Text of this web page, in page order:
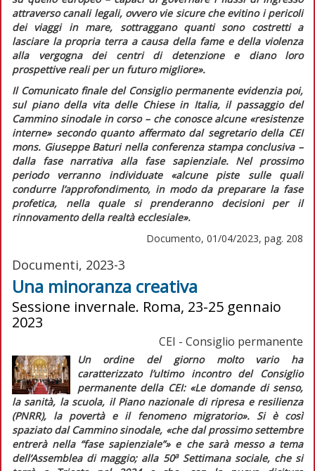
attraverso canali legali, ovvero vie sicure che evitino i pericoli
dei viaggi in mare, sottraggano quanti sono costretti a
lasciare la propria terra a causa della fame e della violenza
alla vergogna dei centri di detenzione e diano loro
prospettive reali per un futuro migliore».
Il Comunicato finale del Consiglio permanente evidenzia poi,
sul piano della vita delle Chiese in Italia, il passaggio del
Cammino sinodale in corso – che conosce alcune «resistenze
interne»secondo quanto affermato dal segretario della CEI
mons. Giuseppe Baturi nella conferenza stampa conclusiva –
dalla fase narrativa alla fase sapienziale. Nel prossimo
periodo verranno individuate «alcune piste sulle quali
condurre l’approfondimento, in modo da preparare la fase
profetica, nella quale si prenderanno decisioni per il
rinnovamento della realtà ecclesiale».
Documento, 01/04/2023, pag. 208
Documenti, 2023-3
Una minoranza creativa
Sessione invernale. Roma, 23-25 gennaio
2023
CEI - Consiglio permanente
Un ordine del giorno molto vario ha
caratterizzato l’ultimo incontro del Consiglio
permanente della CEI: «Le domande di senso,
la sanità, la scuola, il Piano nazionale di ripresa e resilienza
(PNRR), la povertà e il fenomeno migratorio». Si è così
spaziato dal Cammino sinodale, «che dal prossimo settembre
entrerà nella “fase sapienziale”»e che sarà messo a tema
dell’Assemblea di maggio; alla 50aSettimana sociale, che si